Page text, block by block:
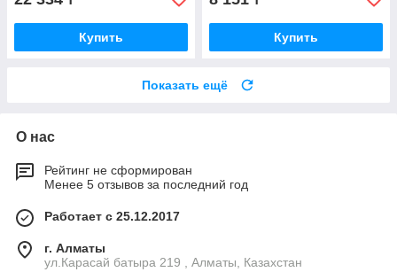
Купить Купить
Показать ещё
О нас
Рейтинг не сформирован
Менее 5 отзывов за последний год
Работает с 25.12.2017
г. Алматы
ул.Карасай батыра 219 , Алматы, Казахстан